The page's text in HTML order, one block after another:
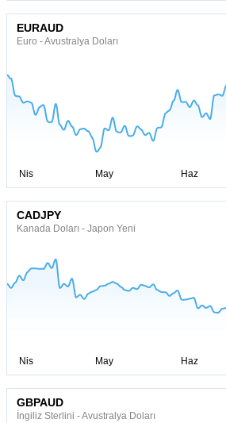
EURAUD
Euro - Avustralya Doları
CADJPY
Kanada Doları - Japon Yeni
GBPAUD
İngiliz Sterlini - Avustralya Doları